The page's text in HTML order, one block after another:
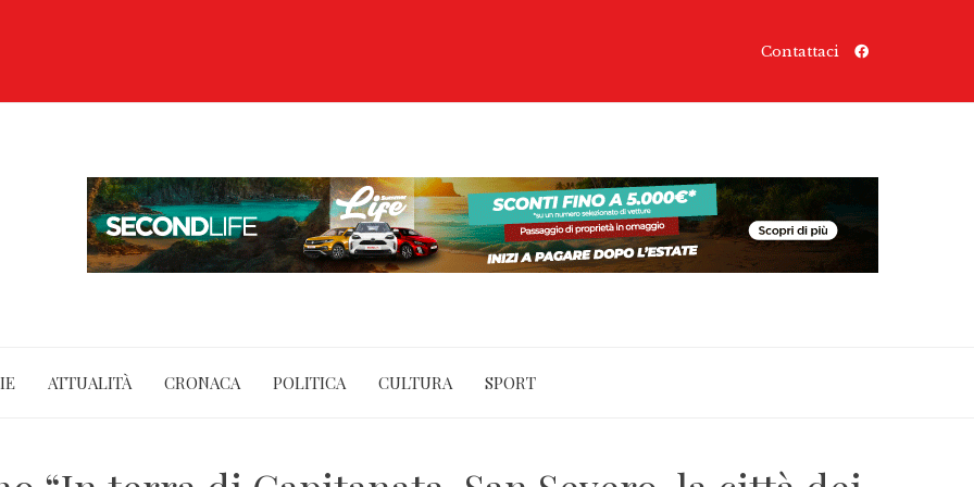
Contattaci
ATTUALITÀ CRONACA POLITICA CULTURA SPORT